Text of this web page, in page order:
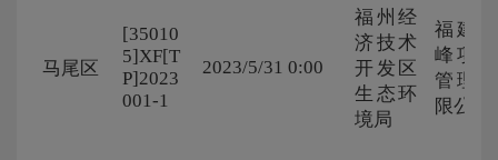
马尾区
[35010
5]XF[T
P]2023
001-1
2023/5/31 0:00
福州经
济技术
开发区
生态环
境局
福建旭
峰项目
管理有
限公司